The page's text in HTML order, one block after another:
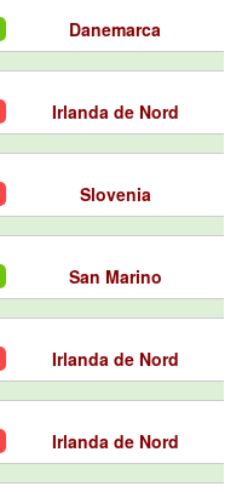
Danemarca
Irlanda de Nord
Slovenia
San Marino
Irlanda de Nord
Irlanda de Nord